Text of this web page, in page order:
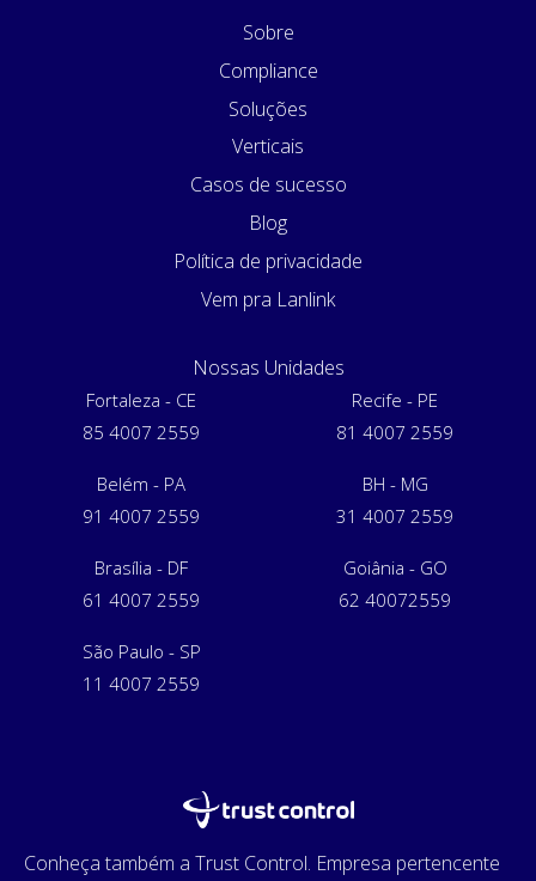
Sobre
Compliance
Soluções
Verticais
Casos de sucesso
Blog
Política de privacidade
Vem pra Lanlink
Nossas Unidades
Fortaleza - CE
85 4007 2559
Recife - PE
81 4007 2559
Belém - PA
91 4007 2559
BH - MG
31 4007 2559
Brasília - DF
61 4007 2559
Goiânia - GO
62 40072559
São Paulo - SP
11 4007 2559
Conheça também a Trust Control. Empresa pertencente